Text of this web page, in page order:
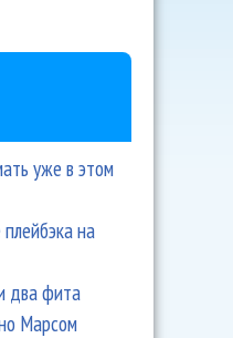
уже в этом
на
два фита
Марсом